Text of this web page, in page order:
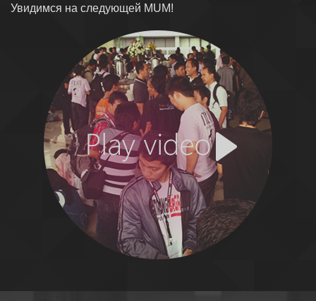
Увидимся на следующей MUM!